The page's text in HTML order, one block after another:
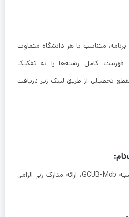
متناسب با هر دانشگاه متفاوت
فهرست کامل رشته‌ها را به تفکیک
تحصیلی از طریق لینک زیر دریافت
برای ارسال درخواست بورسیه GCUB-Mob، ارائه مدارک زیر الزامی